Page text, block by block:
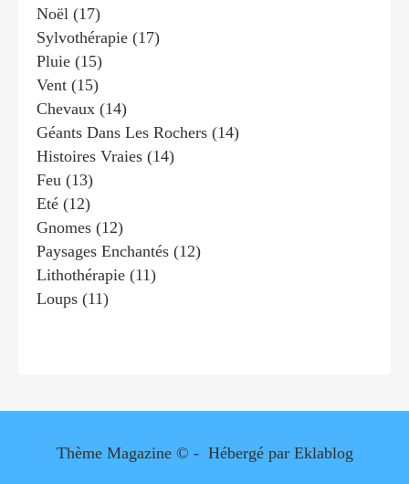
Noël (17)
Sylvothérapie (17)
Pluie (15)
Vent (15)
Chevaux (14)
Géants Dans Les Rochers (14)
Histoires Vraies (14)
Feu (13)
Eté (12)
Gnomes (12)
Paysages Enchantés (12)
Lithothérapie (11)
Loups (11)
Thème Magazine © - Hébergé par Eklablog